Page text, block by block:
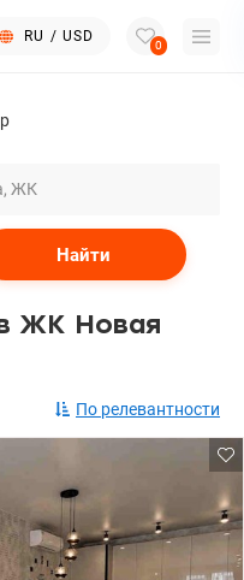
RU / USD
0
Найти
ЖК Новая
По релевантности